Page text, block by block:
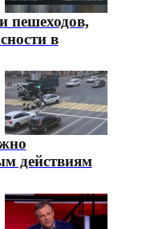
пешеходов,
в
действиям